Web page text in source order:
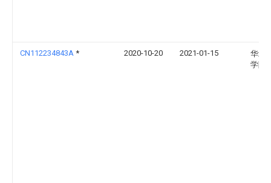
CN112234843A * 2020-10-20 2021-01-15
华北
学院